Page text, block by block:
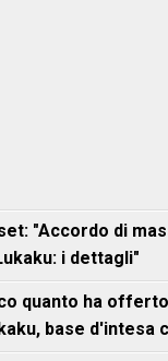
"Accordo di
i dettagli"
quanto ha
base d'intesa